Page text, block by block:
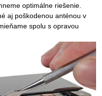
optimálne riešenie.
aj poškodenou anténou v
spolu s opravou